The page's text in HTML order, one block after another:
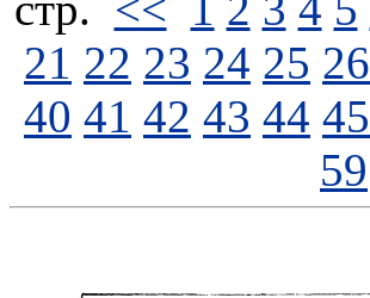
21 22 23 24 25 26
40 41 42 43 44 45
59